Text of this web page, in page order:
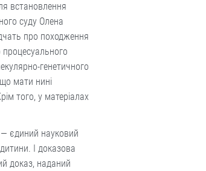
встановлення
суду Олена
про походження
процесуального
генетичного
мати нині
того, у матеріалах
— єдиний науковий
І доказова
доказ, наданий